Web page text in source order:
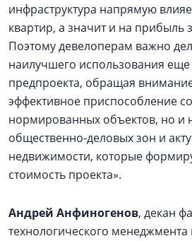
инфраструктура напрямую
квартир, а значит и на прибыль
Поэтому девелоперам важно
наилучшего использования еще
предпроекта, обращая
эффективное приспособление
нормированных объектов, но и
общественно-деловых зон и
недвижимости, которые
стоимость проекта».
Андрей Анфиногенов, декан
технологического